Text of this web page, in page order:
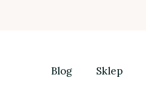
Blog Sklep